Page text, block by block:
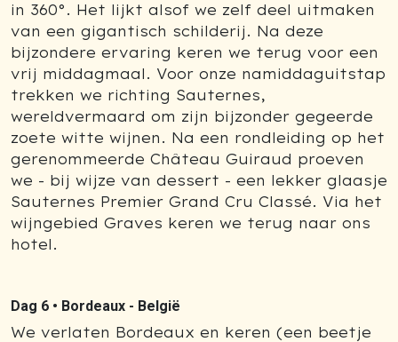
in 360°. Het lijkt alsof we zelf deel uitmaken
van een gigantisch schilderij. Na deze
bijzondere ervaring keren we terug voor een
vrij middagmaal. Voor onze namiddaguitstap
trekken we richting Sauternes,
wereldvermaard om zijn bijzonder gegeerde
zoete witte wijnen. Na een rondleiding op het
gerenommeerde Château Guiraud proeven
we - bij wijze van dessert - een lekker glaasje
Sauternes Premier Grand Cru Classé. Via het
wijngebied Graves keren we terug naar ons
hotel.
Dag 6 • Bordeaux - België
We verlaten Bordeaux en keren (een beetje